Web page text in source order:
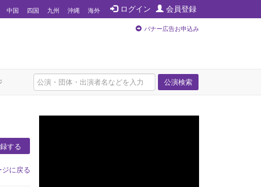
ログイン 会員登録
中国 四国 九州 沖縄 海外
バナー広告お申込み
公演検索
する
に戻る